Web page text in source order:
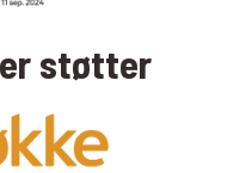
støtter